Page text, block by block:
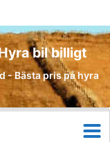
bil billigt
- Bästa pris på hyra